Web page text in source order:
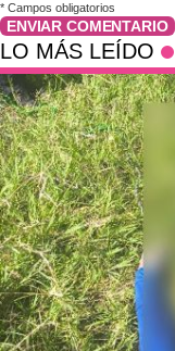
* Campos obligatorios
ENVIAR COMENTARIO
LO MÁS LEÍDO